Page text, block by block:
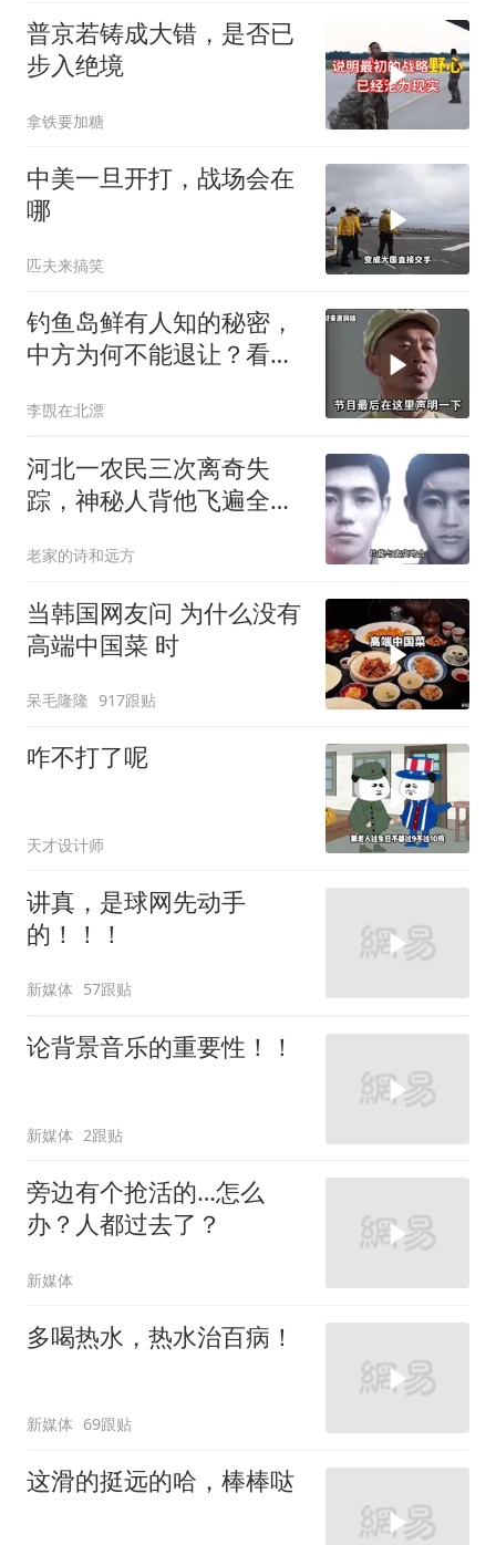
普京若铸成大错，是否已
步入绝境
拿铁要加糖
中美一旦开打，战场会在
哪
匹夫来搞笑
钓鱼岛鲜有人知的秘密，
中方为何不能退让？看完
李覴在北漂
河北一农民三次离奇失
踪，神秘人背他飞遍全中
老家的诗和远方
当韩国网友问 为什么没有
高端中国菜 时
呆毛隆隆 917跟贴
咋不打了呢
天才设计师
讲真，是球网先动手
的！！！
新媒体 57跟贴
论背景音乐的重要性！！
新媒体 2跟贴
旁边有个抢活的…怎么
办？人都过去了？
新媒体
多喝热水，热水治百病！
新媒体 69跟贴
这滑的挺远的哈，棒棒哒